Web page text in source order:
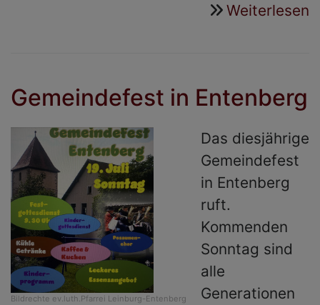
Weiterlesen
Gemeindefest in Entenberg
Bildrechte ev.luth.Pfarrei Leinburg-Entenberg
Das diesjährige
Gemeindefest
in Entenberg
ruft.
Kommenden
Sonntag sind
alle
Generationen